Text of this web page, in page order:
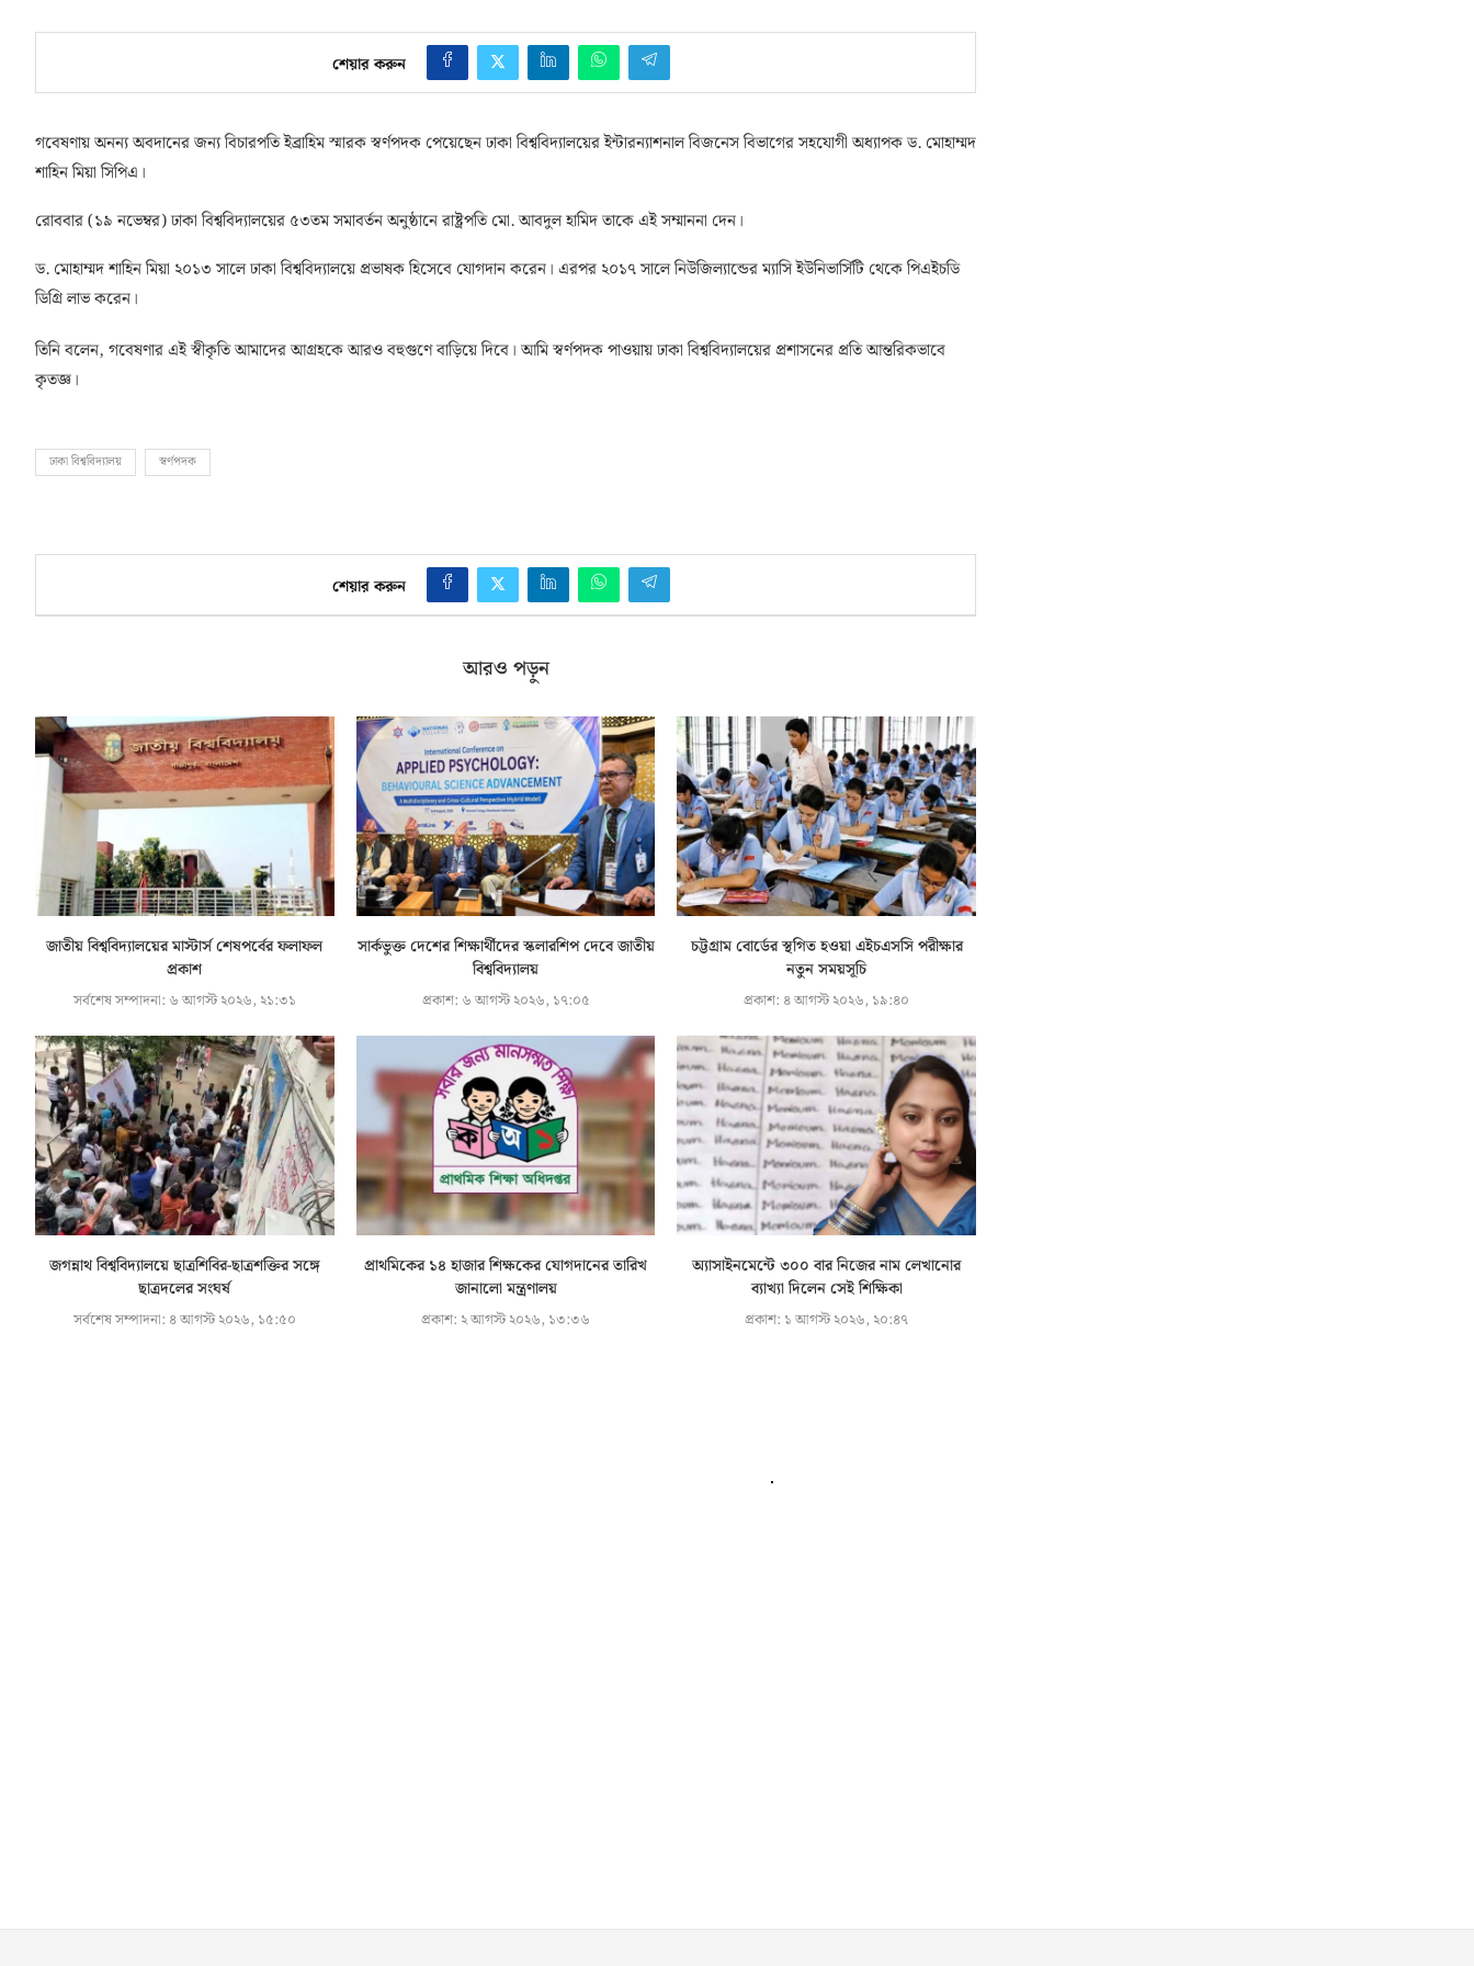
শেয়ার করুন
গবেষণায় অনন্য অবদানের জন্য বিচারপতি ইব্রাহিম স্মারক স্বর্ণপদক পেয়েছেন ঢাকা বিশ্ববিদ্যালয়ের ইন্টারন্যাশনাল বিজনেস বিভাগের সহযোগী অধ্যাপক ড. মোহাম্মদ
শাহিন মিয়া সিপিএ।
রোববার (১৯ নভেম্বর) ঢাকা বিশ্ববিদ্যালয়ের ৫৩তম সমাবর্তন অনুষ্ঠানে রাষ্ট্রপতি মো. আবদুল হামিদ তাকে এই সম্মাননা দেন।
ড. মোহাম্মদ শাহিন মিয়া ২০১৩ সালে ঢাকা বিশ্ববিদ্যালয়ে প্রভাষক হিসেবে যোগদান করেন। এরপর ২০১৭ সালে নিউজিল্যান্ডের ম্যাসি ইউনিভার্সিটি থেকে পিএইচডি
ডিগ্রি লাভ করেন।
তিনি বলেন, গবেষণার এই স্বীকৃতি আমাদের আগ্রহকে আরও বহুগুণে বাড়িয়ে দিবে। আমি স্বর্ণপদক পাওয়ায় ঢাকা বিশ্ববিদ্যালয়ের প্রশাসনের প্রতি আন্তরিকভাবে
কৃতজ্ঞ।
ঢাকা বিশ্ববিদ্যালয় স্বর্ণপদক
শেয়ার করুন
আরও পড়ুন
জাতীয় বিশ্ববিদ্যালয়ের মাস্টার্স শেষপর্বের ফলাফল
প্রকাশ
সর্বশেষ সম্পাদনা: ৬ আগস্ট ২০২৬, ২১:৩১
সার্কভুক্ত দেশের শিক্ষার্থীদের স্কলারশিপ দেবে জাতীয়
বিশ্ববিদ্যালয়
প্রকাশ: ৬ আগস্ট ২০২৬, ১৭:০৫
চট্টগ্রাম বোর্ডের স্থগিত হওয়া এইচএসসি পরীক্ষার
নতুন সময়সূচি
প্রকাশ: ৪ আগস্ট ২০২৬, ১৯:৪০
জগন্নাথ বিশ্ববিদ্যালয়ে ছাত্রশিবির-ছাত্রশক্তির সঙ্গে
ছাত্রদলের সংঘর্ষ
সর্বশেষ সম্পাদনা: ৪ আগস্ট ২০২৬, ১৫:৫০
প্রাথমিকের ১৪ হাজার শিক্ষকের যোগদানের তারিখ
জানালো মন্ত্রণালয়
প্রকাশ: ২ আগস্ট ২০২৬, ১৩:৩৬
অ্যাসাইনমেন্টে ৩০০ বার নিজের নাম লেখানোর
ব্যাখ্যা দিলেন সেই শিক্ষিকা
প্রকাশ: ১ আগস্ট ২০২৬, ২০:৪৭